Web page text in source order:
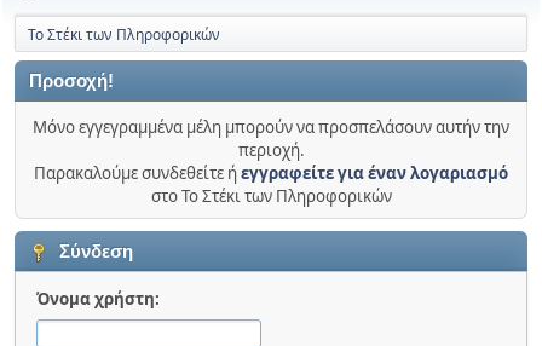
Το Στέκι των Πληροφορικών
Προσοχή!
Μόνο εγγεγραμμένα μέλη μπορούν να προσπελάσουν αυτήν την
περιοχή.
Παρακαλούμε συνδεθείτε ήεγγραφείτε για έναν λογαριασμό
στο Το Στέκι των Πληροφορικών
Σύνδεση
Όνομα χρήστη: